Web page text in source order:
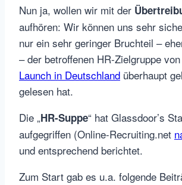
Nun ja, wollen wir mit der
aufhören: Wir können uns sehr
nur ein sehr geringer Bruchteil –
– der betroffenen HR-Zielgruppe
Launch in Deutschland überhaupt
gelesen hat.
Die „HR-Suppe“ hat Glassdoor’s
aufgegriffen (Online-Recruiting.net
und entsprechend berichtet.
Zum Start gab es u.a. folgende